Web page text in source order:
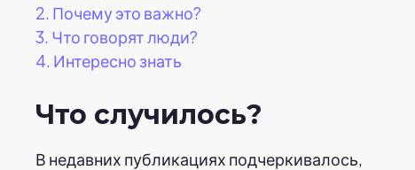
2. Почему это важно?
3. Что говорят люди?
4. Интересно знать
Что случилось?
В недавних публикациях подчеркивалось,